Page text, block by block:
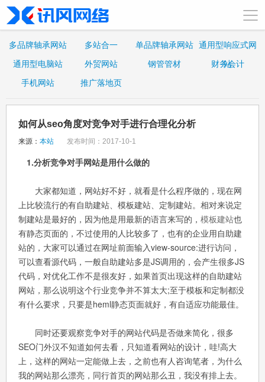
多品牌轴承网站 多站合一 单品牌轴承网站 通用型响应式网
站
通用型电脑站 外贸网站 钢管管材
财务会计
手机网站
推广落地页
如何从seo角度对竞争对手进行合理化分析
来源： 本站 发布时间：2017-10-1
1.分析竞争对手网站是用什么做的
大家都知道，网站好不好，就看是什么程序做的，现在网
上比较流行的有自助建站、模板建站、定制建站。相对来说定
制建站是最好的，因为他是用最新的语言来写的， 模板建站也
有静态页面的，不过使用的人比较多了，也有的企业用自助建
站的，大家可以通过在网址前面输入view-source:进行访问，
可以查看源代码，一般自助建站多是JS调用的，会产生很多JS
代码，对优化工作不是很友好，如果首页出现这样的自助建站
网站，那么说明这个行业竞争并不算太大;至于模板和定制都没
有什么要求，只要是heml静态页面就好，有自适应功能最佳。
同时还要观察竞争对手的网站代码是否做来简化，很多
SEO门外汉不知道如何去看，只知道看网站的设计，哇!高大
上，这样的网站一定能做上去，之前也有人咨询笔者，为什么
我的网站那么漂亮，同行首页的网站那么丑，我没有排上去。